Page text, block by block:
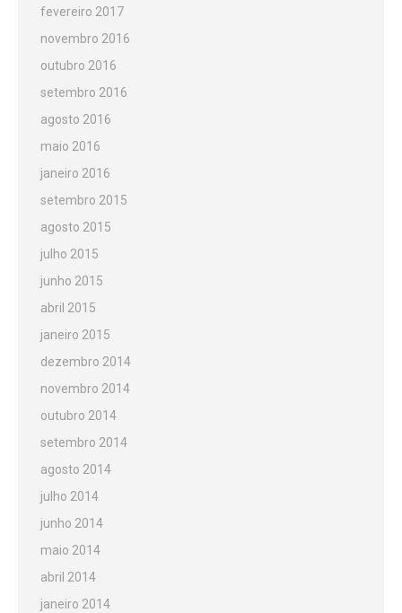
fevereiro 2017
novembro 2016
outubro 2016
setembro 2016
agosto 2016
maio 2016
janeiro 2016
setembro 2015
agosto 2015
julho 2015
junho 2015
abril 2015
janeiro 2015
dezembro 2014
novembro 2014
outubro 2014
setembro 2014
agosto 2014
julho 2014
junho 2014
maio 2014
abril 2014
janeiro 2014